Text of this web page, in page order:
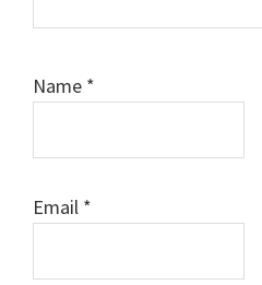
Name *
Email *